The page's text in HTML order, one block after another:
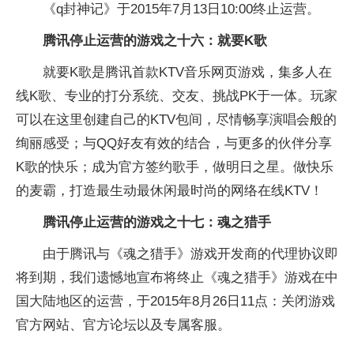
《q封神记》于2015年7月13日10:00终止运营。
腾讯停止运营的游戏之十六：就要K歌
就要K歌是腾讯首款KTV音乐网页游戏，集多人在
线K歌、专业的打分系统、交友、挑战PK于一体。玩家
可以在这里创建自己的KTV包间，尽情畅享演唱会般的
绚丽感受；与QQ好友有效的结合，与更多的伙伴分享
K歌的快乐；成为官方签约歌手，做明日之星。做快乐
的麦霸，打造最生动最休闲最时尚的网络在线KTV！
腾讯停止运营的游戏之十七：魂之猎手
由于腾讯与《魂之猎手》游戏开发商的代理协议即
将到期，我们遗憾地宣布将终止《魂之猎手》游戏在中
国大陆地区的运营，于2015年8月26日11点：关闭游戏
官方网站、官方论坛以及专属客服。